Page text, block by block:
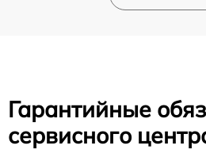
Гарантийные
сервисного